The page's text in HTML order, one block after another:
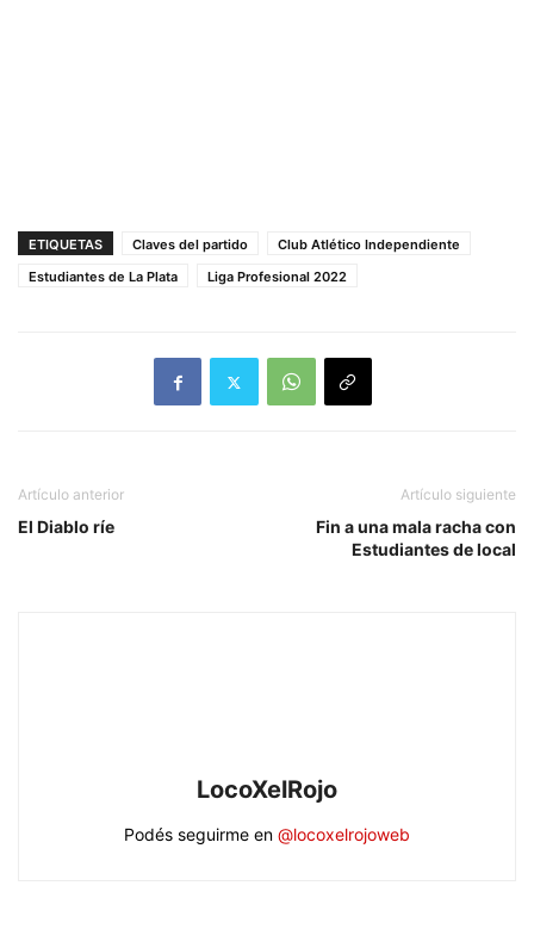
ETIQUETAS Claves del partido
Club Atlético Independiente
Estudiantes de La Plata
Liga Profesional 2022
Artículo anterior
El Diablo ríe
Artículo siguiente
Fin a una mala racha con
Estudiantes de local
LocoXelRojo
Podés seguirme en @locoxelrojoweb